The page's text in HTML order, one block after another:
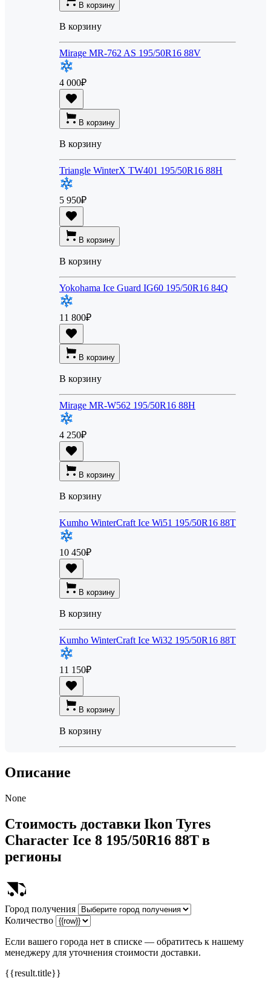
В корзину
В корзину
Mirage MR-762 AS 195/50R16 88V
4 000₽
В корзину
В корзину
Triangle WinterX TW401 195/50R16 88H
5 950₽
В корзину
В корзину
Yokohama Ice Guard IG60 195/50R16 84Q
11 800₽
В корзину
В корзину
Mirage MR-W562 195/50R16 88H
4 250₽
В корзину
В корзину
Kumho WinterCraft Ice Wi51 195/50R16 88T
10 450₽
В корзину
В корзину
Kumho WinterCraft Ice Wi32 195/50R16 88T
11 150₽
В корзину
В корзину
Описание
None
Стоимость доставкиIkon Tyres
Character Ice 8 195/50R16 88Tв
регионы
Город получения
Количество
Если вашего города нет в списке — обратитесь к нашему
менеджеру для уточнения стоимости доставки.
{{result.title}}